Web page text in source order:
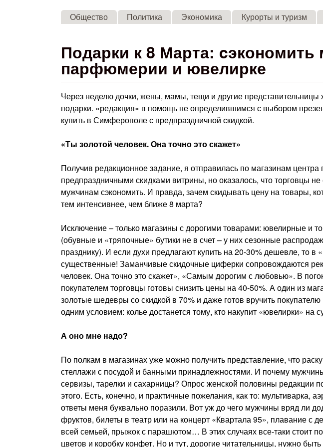
Skip to
Общество Политика Экономика Курорты и туризм
Подарки к 8 Марта:
парфюмерии и ювелирке
Через неделю дочки, жены, мамы, тещи и другие представительницы
подарки. «редакция» в помощь не определившимся с выбором
купить в Симферополе с предпраздничной скидкой.
«Ты золотой человек. Она точно это скажет»
Получив редакционное задание, я отправилась по магазинам
предпраздничными скидками витрины, но оказалось, что торговцы
мужчинам сэкономить. И правда, зачем скидывать цену на товары,
тем интенсивнее, чем ближе 8 марта?
Исключение – только магазины с дорогими товарами: ювелирные и
(обувные и «тряпочные» бутики не в счет – у них сезонные
празднику). И если духи предлагают купить на 20-30% дешевле, то в
существенные! Заманчивые скидочные циферки сопровождаются
человек. Она точно это скажет», «Самым дорогим с любовью». В
покупателем торговцы готовы снизить цены на 40-50%. А один из
золотые шедевры со скидкой в 70% и даже готов вручить
одним условием: колье достанется тому, кто накупит «ювелирки» на
А оно мне надо?
По полкам в магазинах уже можно получить представление, что
стеллажи с посудой и банными принадлежностями. И почему
сервизы, тарелки и сахарницы? Опрос женской половины редакции
этого. Есть, конечно, и практичные пожелания, как то: мультиварка,
ответы меня буквально поразили. Вот уж до чего мужчины вряд ли
фруктов, билеты в театр или на концерт «Квартала 95», плавание с
всей семьей, прыжок с парашютом… В этих случаях все-таки стоит
цветов и коробку конфет. Но и тут, дорогие читательницы, нужно